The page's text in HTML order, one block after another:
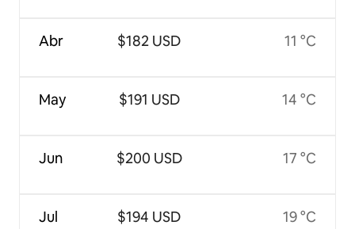
Abr
May
Jun
Jul
$182 USD
$191 USD
$200 USD
$194 USD
11 °C
14 °C
17 °C
19 °C